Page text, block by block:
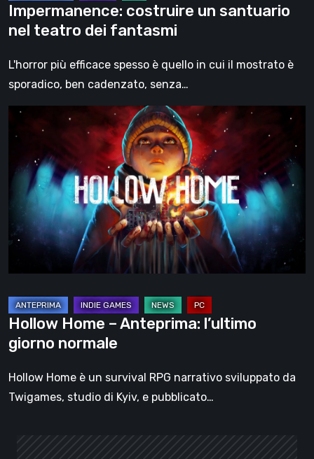
Impermanence: costruire un santuario
nel teatro dei fantasmi
L'horror più efficace spesso è quello in cui il mostrato è
sporadico, ben cadenzato, senza…
Hollow
Home
Anteprima:
l’ultimo
giorno
normale
Hollow Home – Anteprima: l’ultimo
giorno normale
Hollow Home è un survival RPG narrativo sviluppato da
Twigames, studio di Kyiv, e pubblicato…